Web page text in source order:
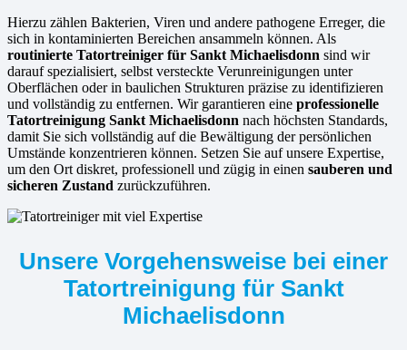
Hierzu zählen Bakterien, Viren und andere pathogene Erreger, die
sich in kontaminierten Bereichen ansammeln können. Als
routinierte Tatortreiniger für Sankt Michaelisdonn sind wir
darauf spezialisiert, selbst versteckte Verunreinigungen unter
Oberflächen oder in baulichen Strukturen präzise zu identifizieren
und vollständig zu entfernen. Wir garantieren eine professionelle
Tatortreinigung Sankt Michaelisdonn nach höchsten Standards,
damit Sie sich vollständig auf die Bewältigung der persönlichen
Umstände konzentrieren können. Setzen Sie auf unsere Expertise,
um den Ort diskret, professionell und zügig in einen sauberen und
sicheren Zustand zurückzuführen.
Unsere Vorgehensweise bei einer
Tatortreinigung für Sankt
Michaelisdonn